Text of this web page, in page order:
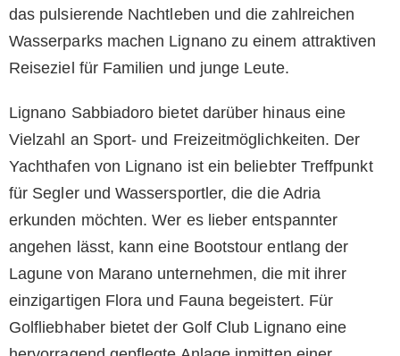
das pulsierende Nachtleben und die zahlreichen
Wasserparks machen Lignano zu einem attraktiven
Reiseziel für Familien und junge Leute.
Lignano Sabbiadoro bietet darüber hinaus eine
Vielzahl an Sport- und Freizeitmöglichkeiten. Der
Yachthafen von Lignano ist ein beliebter Treffpunkt
für Segler und Wassersportler, die die Adria
erkunden möchten. Wer es lieber entspannter
angehen lässt, kann eine Bootstour entlang der
Lagune von Marano unternehmen, die mit ihrer
einzigartigen Flora und Fauna begeistert. Für
Golfliebhaber bietet der Golf Club Lignano eine